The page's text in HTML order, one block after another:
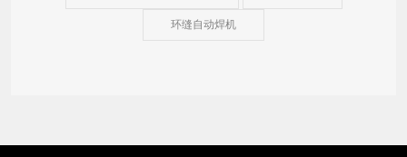
环缝自动焊机